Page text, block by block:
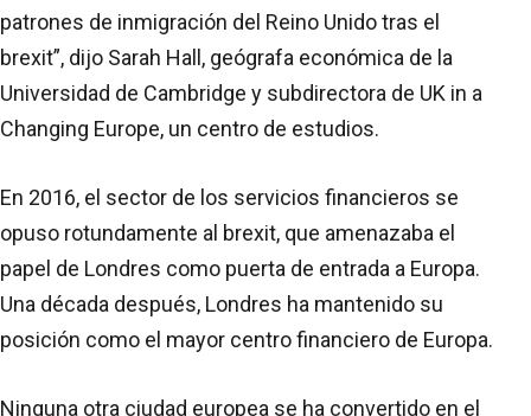
patrones de inmigración del Reino Unido tras el
brexit”, dijo Sarah Hall, geógrafa económica de la
Universidad de Cambridge y subdirectora de UK in a
Changing Europe, un centro de estudios.
En 2016, el sector de los servicios financieros se
opuso rotundamente al brexit, que amenazaba el
papel de Londres como puerta de entrada a Europa.
Una década después, Londres ha mantenido su
posición como el mayor centro financiero de Europa.
Ninguna otra ciudad europea se ha convertido en el